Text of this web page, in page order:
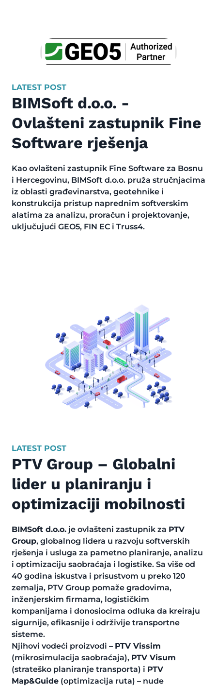
LATEST POST
BIMSoft d.o.o. -
Ovlašteni zastupnik Fine
Software rješenja
Kao ovlašteni zastupnik Fine Software za Bosnu
i Hercegovinu, BIMSoft d.o.o. pruža stručnjacima
iz oblasti građevinarstva, geotehnike i
konstrukcija pristup naprednim softverskim
alatima za analizu, proračun i projektovanje,
uključujući GEO5, FIN EC i Truss4.
LATEST POST
PTV Group – Globalni
lider u planiranju i
optimizaciji mobilnosti
BIMSoft d.o.o. je ovlašteni zastupnik za PTV
Group, globalnog lidera u razvoju softverskih
rješenja i usluga za pametno planiranje, analizu
i optimizaciju saobraćaja i logistike. Sa više od
40 godina iskustva i prisustvom u preko 120
zemalja, PTV Group pomaže gradovima,
inženjerskim firmama, logističkim
kompanijama i donosiocima odluka da kreiraju
sigurnije, efikasnije i održivije transportne
sisteme.
Njihovi vodeći proizvodi – PTV Vissim
(mikrosimulacija saobraćaja), PTV Visum
(strateško planiranje transporta) i PTV
Map&Guide (optimizacija ruta) – nude